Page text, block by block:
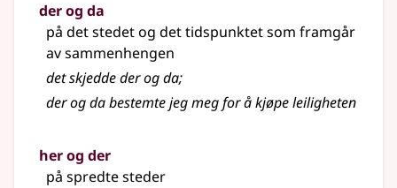
der og da
på det stedet og det tidspunktet som framgår
av sammenhengen
det skjedde der og da;
der og da bestemte jeg meg for å kjøpe leiligheten
her og der
på spredte steder